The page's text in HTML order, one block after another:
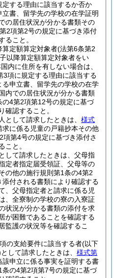
する理由に該当するか否か
立書、留学先の学校の在学証明
の居住状況が分かる書類その
2項第2号の規定に基づき添付
ること。
定額算定対象者(法第6条第2
以降算定額算定対象者をい
内に住所を有しない場合は、
3項に規定する理由に該当する
る申立書、留学先の学校の在学
内での居住状況が分かる書類
4第2項第12号の規定に基づ
確認すること。
として請求したときは、 様式
求に係る児童の戸籍抄本その他
第4号の規定に基づき添付さ
こと。
して請求したときは、父母指
定者指定届受領証、父母等の
の他の施行規則第1条の4第2
付される書類により確認する
、父母指定者と請求に係る児
、全寮制の学校の寮の入寮証
状況が分かる書類の添付を求
が困難であることを確認する
監護の状況等を確認するこ
の支給要件に該当する者(以下
として請求したときは、 様式第
該申立に係る事実を証明する書
の4第2項第7号の規定に基づ